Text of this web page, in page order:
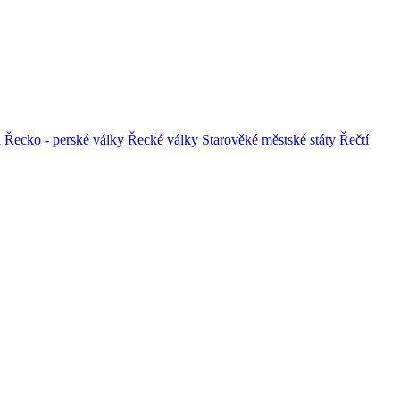
Řecko - perské války Řecké války Starověké městské státy Řečtí